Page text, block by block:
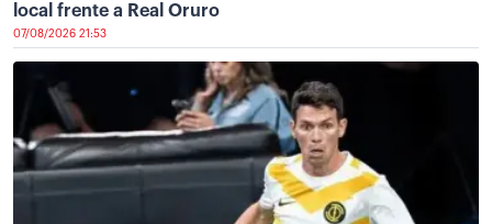
local frente a Real Oruro
07/08/2026 21:53